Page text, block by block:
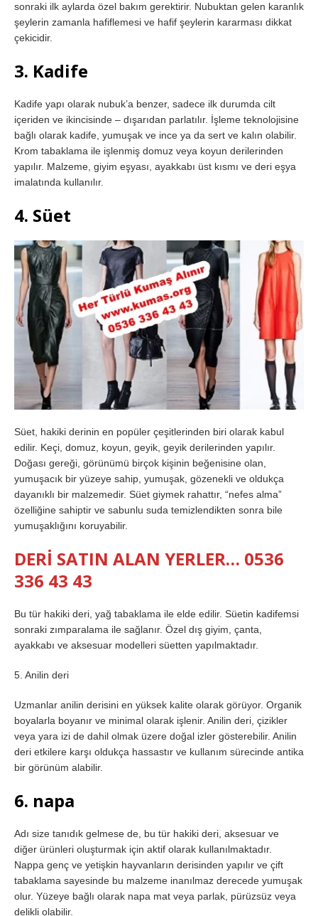
sonraki ilk aylarda özel bakım gerektirir. Nubuktan gelen karanlık
şeylerin zamanla hafiflemesi ve hafif şeylerin kararması dikkat
çekicidir.
3. Kadife
Kadife yapı olarak nubuk’a benzer, sadece ilk durumda cilt
içeriden ve ikincisinde – dışarıdan parlatılır. İşleme teknolojisine
bağlı olarak kadife, yumuşak ve ince ya da sert ve kalın olabilir.
Krom tabaklama ile işlenmiş domuz veya koyun derilerinden
yapılır. Malzeme, giyim eşyası, ayakkabı üst kısmı ve deri eşya
imalatında kullanılır.
4. Süet
Süet, hakiki derinin en popüler çeşitlerinden biri olarak kabul
edilir. Keçi, domuz, koyun, geyik, geyik derilerinden yapılır.
Doğası gereği, görünümü birçok kişinin beğenisine olan,
yumuşacık bir yüzeye sahip, yumuşak, gözenekli ve oldukça
dayanıklı bir malzemedir. Süet giymek rahattır, “nefes alma”
özelliğine sahiptir ve sabunlu suda temizlendikten sonra bile
yumuşaklığını koruyabilir.
DERİ SATIN ALAN YERLER… 0536
336 43 43
Bu tür hakiki deri, yağ tabaklama ile elde edilir. Süetin kadifemsi
sonraki zımparalama ile sağlanır. Özel dış giyim, çanta,
ayakkabı ve aksesuar modelleri süetten yapılmaktadır.
5. Anilin deri
Uzmanlar anilin derisini en yüksek kalite olarak görüyor. Organik
boyalarla boyanır ve minimal olarak işlenir. Anilin deri, çizikler
veya yara izi de dahil olmak üzere doğal izler gösterebilir. Anilin
deri etkilere karşı oldukça hassastır ve kullanım sürecinde antika
bir görünüm alabilir.
6. napa
Adı size tanıdık gelmese de, bu tür hakiki deri, aksesuar ve
diğer ürünleri oluşturmak için aktif olarak kullanılmaktadır.
Nappa genç ve yetişkin hayvanların derisinden yapılır ve çift
tabaklama sayesinde bu malzeme inanılmaz derecede yumuşak
olur. Yüzeye bağlı olarak napa mat veya parlak, pürüzsüz veya
delikli olabilir.